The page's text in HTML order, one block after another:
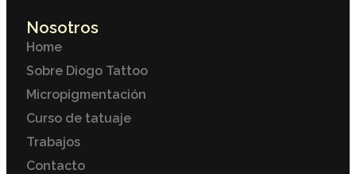
Nosotros
Home
Sobre Diogo Tattoo
Micropigmentación
Curso de tatuaje
Trabajos
Contacto